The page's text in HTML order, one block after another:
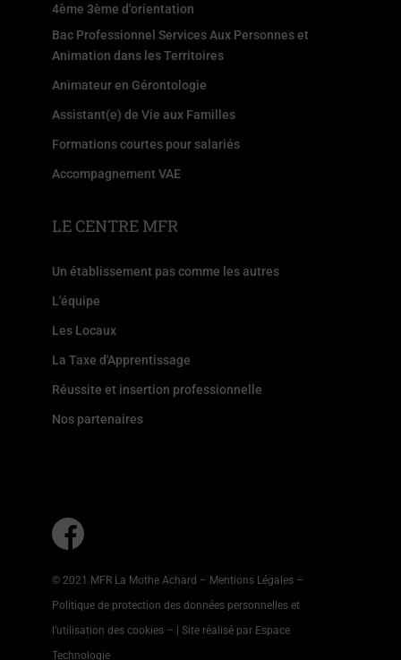
4ème 3ème d'orientation
Bac Professionnel Services Aux Personnes et
Animation dans les Territoires
Animateur en Gérontologie
Assistant(e) de Vie aux Familles
Formations courtes pour salariés
Accompagnement VAE
LE CENTRE MFR
Un établissement pas comme les autres
L'équipe
Les Locaux
La Taxe d'Apprentissage
Réussite et insertion professionnelle
Nos partenaires
© 2021 MFR La Mothe Achard – Mentions Légales –
Politique de protection des données personnelles et
l’utilisation des cookies – | Site réalisé par Espace
Technologie